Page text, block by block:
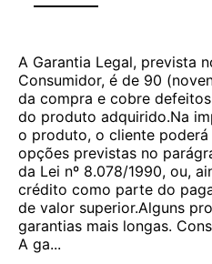
A Garantia Legal, prevista
Consumidor, é de 90
da compra e cobre
do produto adquirido.Na
o produto, o cliente
opções previstas no
da Lei nº 8.078/1990, ou,
crédito como parte do
de valor superior.Alguns
garantias mais longas.
A ga...